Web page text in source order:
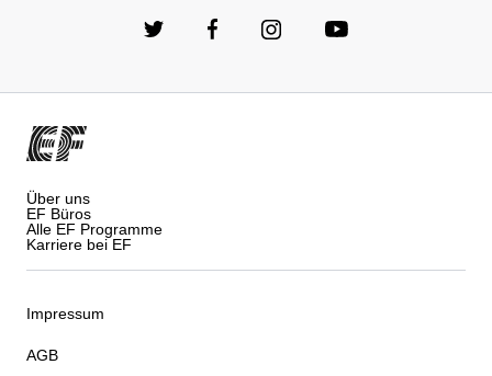
Über uns
EF Büros
Alle EF Programme
Karriere bei EF
Impressum
AGB